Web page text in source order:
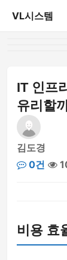
VL시스템
IT 인프
유리할
김도경
0건
비용 효